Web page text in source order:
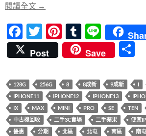
k
閱讀全文 【快速回收】iPhone、智慧型
→
F
ac
e
b
o
o
k
T
w
itt
er
Pi
nt
er
es
t
T
u
m
bl
r
Li
n
e
Post
Save
128G 256G 8 8成新 9成新 I
IPHONE11
IPHONE12 IPHONE13
IX
MAX MINI PRO SE TEN
中古機回收
二手3C賣場 二手蘋果 便宜
優惠
分期 北區 北屯 南區 南屯